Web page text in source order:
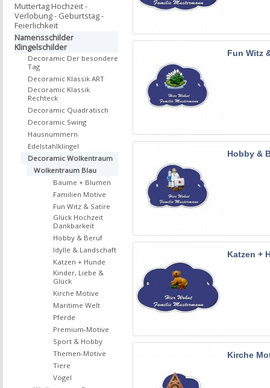
Fun Witz
Hobby &
Katzen +
Kirche
Muttertag Hochzeit -
Verlobung - Geburtstag -
Feierlichkeit
Namensschilder
Klingelschilder
Decoramic Der besondere
Tag
Decoramic Klassik ART
Decoramic Klassik
Rechteck
Decoramic Quadratisch
Decoramic Swing
Hausnummern
Edelstahlklingel
Decoramic Wolkentraum
Wolkentraum Blau
Bäume + Blumen
Familien Motive
Fun Witz & Satire
Glück Hochzeit
Dankbarkeit
Hobby & Beruf
Idylle & Landschaft
Katzen + Hunde
Kinder, Liebe &
Glück
Kirche Motive
Maritime Welt
Pferde
Premium-Motive
Sport & Hobby
Themen-Motive
Tiere
Vögel